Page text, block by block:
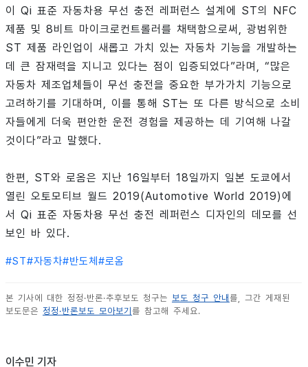
이 Qi 표준 자동차용 무선 충전 레퍼런스 설계에 ST의 NFC
제품 및 8비트 마이크로컨트롤러를 채택함으로써, 광범위한
ST 제품 라인업이 새롭고 가치 있는 자동차 기능을 개발하는
데 큰 잠재력을 지니고 있다는 점이 입증되었다”라며, “많은
자동차 제조업체들이 무선 충전을 중요한 부가가치 기능으로
고려하기를 기대하며, 이를 통해 ST는 또 다른 방식으로 소비
자들에게 더욱 편안한 운전 경험을 제공하는 데 기여해 나갈
것이다”라고 말했다.
한편, ST와 로옴은 지난 16일부터 18일까지 일본 도쿄에서
열린 오토모티브 월드 2019(Automotive World 2019)에
서 Qi 표준 자동차용 무선 충전 레퍼런스 디자인의 데모를 선
보인 바 있다.
#ST#자동차#반도체 #로옴
본 기사에 대한 정정·반론·추후보도 청구는 보도 청구 안내 를, 그간 게재된
보도문은 정정·반론보도 모아보기 를 참고해 주세요.
이수민 기자